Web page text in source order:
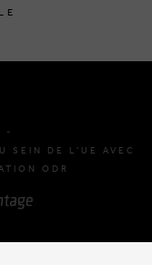
-
SEIN DE L'UE AVEC
ODR